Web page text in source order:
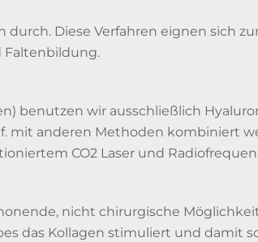
Diese Verfahren eignen sich
Faltenbildung.
benutzen wir ausschließlich
anderen Methoden kombiniert
CO2 Laser und
nicht chirurgische
das Kollagen stimuliert und damit